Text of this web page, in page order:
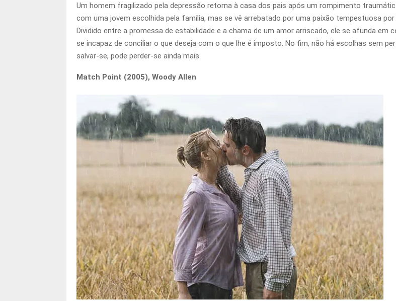
Um homem fragilizado pela depressão retorna à casa dos pais após um rompimento
com uma jovem escolhida pela família, mas se vê arrebatado por uma paixão tempestuosa
Dividido entre a promessa de estabilidade e a chama de um amor arriscado, ele se afunda em
se incapaz de conciliar o que deseja com o que lhe é imposto. No fim, não há escolhas sem
salvar-se, pode perder-se ainda mais.
Match Point (2005), Woody Allen